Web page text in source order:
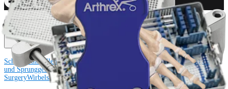
Operationsverfahren
Schulter KnieEllenbogenSchulterendoprothetik Hand und HandgelenkFuß
und SprunggelenkTrauma
Cardiothoracic
SurgeryWirbelsäule